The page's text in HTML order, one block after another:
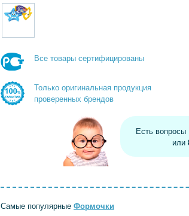
Все товары сертифицированы
Только оригинальная продукция
проверенных брендов
Есть вопросы
или
Самые популярные Формочки